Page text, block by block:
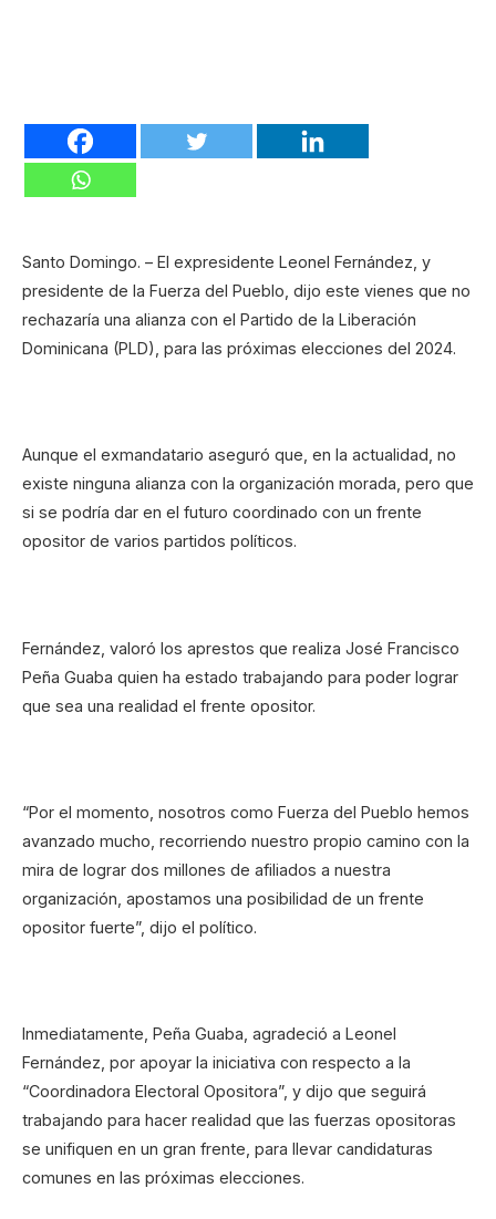
Santo Domingo. – El expresidente Leonel Fernández, y
presidente de la Fuerza del Pueblo, dijo este vienes que no
rechazaría una alianza con el Partido de la Liberación
Dominicana (PLD), para las próximas elecciones del 2024.
Aunque el exmandatario aseguró que, en la actualidad, no
existe ninguna alianza con la organización morada, pero que
si se podría dar en el futuro coordinado con un frente
opositor de varios partidos políticos.
Fernández, valoró los aprestos que realiza José Francisco
Peña Guaba quien ha estado trabajando para poder lograr
que sea una realidad el frente opositor.
“Por el momento, nosotros como Fuerza del Pueblo hemos
avanzado mucho, recorriendo nuestro propio camino con la
mira de lograr dos millones de afiliados a nuestra
organización, apostamos una posibilidad de un frente
opositor fuerte”, dijo el político.
Inmediatamente, Peña Guaba, agradeció a Leonel
Fernández, por apoyar la iniciativa con respecto a la
“Coordinadora Electoral Opositora”, y dijo que seguirá
trabajando para hacer realidad que las fuerzas opositoras
se unifiquen en un gran frente, para llevar candidaturas
comunes en las próximas elecciones.